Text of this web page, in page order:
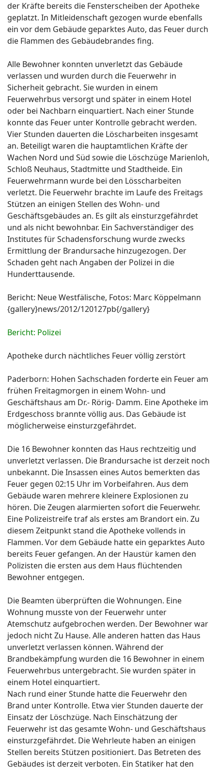
der Kräfte bereits die Fensterscheiben der Apotheke
geplatzt. In Mitleidenschaft gezogen wurde ebenfalls
ein vor dem Gebäude geparktes Auto, das Feuer durch
die Flammen des Gebäudebrandes fing.
Alle Bewohner konnten unverletzt das Gebäude
verlassen und wurden durch die Feuerwehr in
Sicherheit gebracht. Sie wurden in einem
Feuerwehrbus versorgt und später in einem Hotel
oder bei Nachbarn einquartiert. Nach einer Stunde
konnte das Feuer unter Kontrolle gebracht werden.
Vier Stunden dauerten die Löscharbeiten insgesamt
an. Beteiligt waren die hauptamtlichen Kräfte der
Wachen Nord und Süd sowie die Löschzüge Marienloh,
Schloß Neuhaus, Stadtmitte und Stadtheide. Ein
Feuerwehrmann wurde bei den Lösscharbeiten
verletzt. Die Feuerwehr brachte im Laufe des Freitags
Stützen an einigen Stellen des Wohn- und
Geschäftsgebäudes an. Es gilt als einsturzgefährdet
und als nicht bewohnbar. Ein Sachverständiger des
Institutes für Schadensforschung wurde zwecks
Ermittlung der Brandursache hinzugezogen. Der
Schaden geht nach Angaben der Polizei in die
Hunderttausende.
Bericht: Neue Westfälische, Fotos: Marc Köppelmann
{gallery}news/2012/120127pb{/gallery}
Bericht: Polizei
Apotheke durch nächtliches Feuer völlig zerstört
Paderborn: Hohen Sachschaden forderte ein Feuer am
frühen Freitagmorgen in einem Wohn- und
Geschäftshaus am Dr.- Rörig- Damm. Eine Apotheke im
Erdgeschoss brannte völlig aus. Das Gebäude ist
möglicherweise einsturzgefährdet.
Die 16 Bewohner konnten das Haus rechtzeitig und
unverletzt verlassen. Die Brandursache ist derzeit noch
unbekannt. Die Insassen eines Autos bemerkten das
Feuer gegen 02:15 Uhr im Vorbeifahren. Aus dem
Gebäude waren mehrere kleinere Explosionen zu
hören. Die Zeugen alarmierten sofort die Feuerwehr.
Eine Polizeistreife traf als erstes am Brandort ein. Zu
diesem Zeitpunkt stand die Apotheke vollends in
Flammen. Vor dem Gebäude hatte ein geparktes Auto
bereits Feuer gefangen. An der Haustür kamen den
Polizisten die ersten aus dem Haus flüchtenden
Bewohner entgegen.
Die Beamten überprüften die Wohnungen. Eine
Wohnung musste von der Feuerwehr unter
Atemschutz aufgebrochen werden. Der Bewohner war
jedoch nicht Zu Hause. Alle anderen hatten das Haus
unverletzt verlassen können. Während der
Brandbekämpfung wurden die 16 Bewohner in einem
Feuerwehrbus untergebracht. Sie wurden später in
einem Hotel einquartiert.
Nach rund einer Stunde hatte die Feuerwehr den
Brand unter Kontrolle. Etwa vier Stunden dauerte der
Einsatz der Löschzüge. Nach Einschätzung der
Feuerwehr ist das gesamte Wohn- und Geschäftshaus
einsturzgefährdet. Die Wehrleute haben an einigen
Stellen bereits Stützen positioniert. Das Betreten des
Gebäudes ist derzeit verboten. Ein Statiker hat den